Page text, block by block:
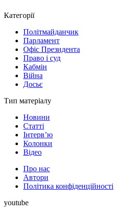
Категорії
Політмайданчик
Парламент
Офіс Президента
Право і суд
Кабмін
Війна
Досьє
Тип матеріалу
Новини
Статті
Інтерв’ю
Колонки
Відео
Про нас
Автори
Політика конфіденційності
youtube